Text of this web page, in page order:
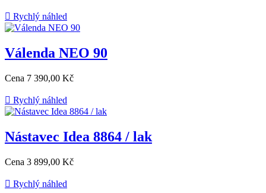
 Rychlý náhled
Válenda NEO 90
Cena 7 390,00 Kč
 Rychlý náhled
Nástavec Idea 8864 / lak
Cena 3 899,00 Kč
 Rychlý náhled